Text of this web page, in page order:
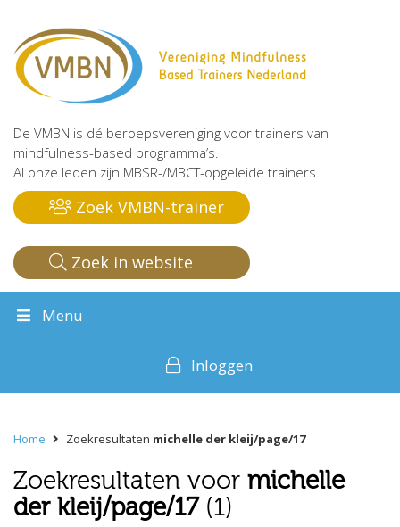
De VMBN is dé beroepsvereniging voor trainers van
mindfulness-based programma’s.
Al onze leden zijn MBSR-/MBCT-opgeleide trainers.
Zoek VMBN-trainer
Zoek in website
Menu
Inloggen
Home Zoekresultaten michelle der kleij/page/17
Zoekresultaten voor michelle
der kleij/page/17(1)